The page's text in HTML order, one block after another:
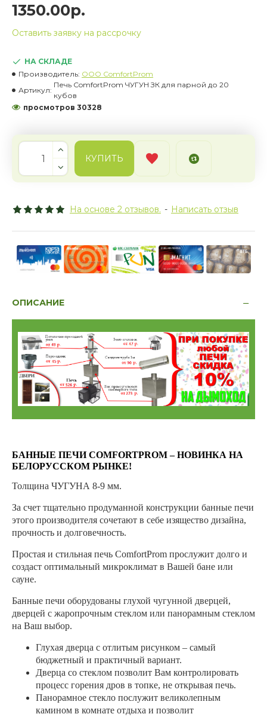
НА СКЛАДЕ
Производитель: OOO ComfortProm
Артикул:
Печь ComfortProm ЧУГУН ЗК для парной до 20
кубов
просмотров 30328
На основе 2 отзывов. - Написать отзыв
1350.00р.
Оставить заявку на рассрочку
КУПИТЬ
ОПИСАНИЕ
БАННЫЕ ПЕЧИ COMFORTPROM – НОВИНКА НА
БЕЛОРУССКОМ РЫНКЕ!
Толщина ЧУГУНА 8-9 мм.
За счет тщательно продуманной конструкции банные печи
этого производителя сочетают в себе изящество дизайна,
прочность и долговечность.
Простая и стильная печь ComfortProm прослужит долго и
создаст оптимальный микроклимат в Вашей бане или
сауне.
Банные печи оборудованы глухой чугунной дверцей,
дверцей с жаропрочным стеклом или панорамным стеклом
на Ваш выбор.
Глухая дверца с отлитым рисунком – самый
бюджетный и практичный вариант.
Дверца со стеклом позволит Вам контролировать
процесс горения дров в топке, не открывая печь.
Панорамное стекло послужит великолепным
камином в комнате отдыха и позволит